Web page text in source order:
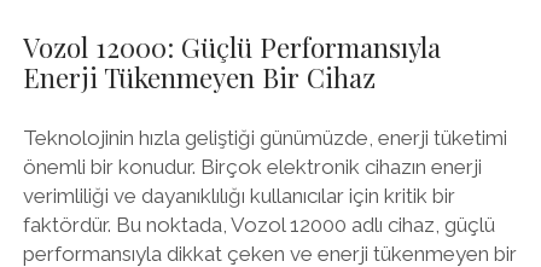
Vozol 12000: Güçlü Performansıyla
Enerji Tükenmeyen Bir Cihaz
Teknolojinin hızla geliştiği günümüzde, enerji tüketimi
önemli bir konudur. Birçok elektronik cihazın enerji
verimliliği ve dayanıklılığı kullanıcılar için kritik bir
faktördür. Bu noktada, Vozol 12000 adlı cihaz, güçlü
performansıyla dikkat çeken ve enerji tükenmeyen bir